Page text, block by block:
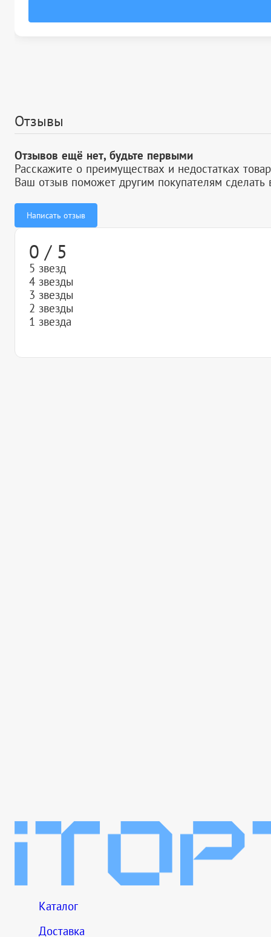
Отзывы
Отзывов ещё нет, будьте первыми
Расскажите о преимуществах и недостатках
Ваш отзыв поможет другим покупателям сделать
Написать отзыв
0 / 5
5 звезд
4 звезды
3 звезды
2 звезды
1 звезда
Каталог
Доставка